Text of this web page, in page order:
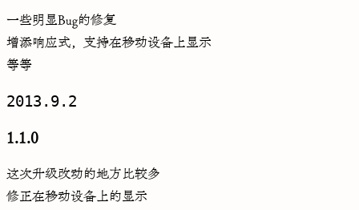
一些明显Bug的修复
增添响应式，支持在移动设备上显示
等等
2013.9.2
1.1.0
这次升级改动的地方比较多
修正在移动设备上的显示